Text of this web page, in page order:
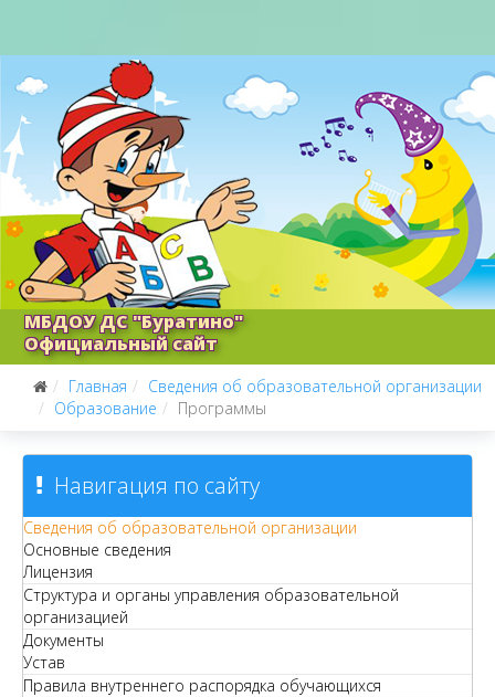
МБДОУ ДС "Буратино"
Официальный сайт
Главная
Сведения об образовательной организации
Образование
Программы
Навигация по сайту
Сведения об образовательной организации
Основные сведения
Лицензия
Структура и органы управления образовательной
организацией
Документы
Устав
Правила внутреннего распорядка обучающихся